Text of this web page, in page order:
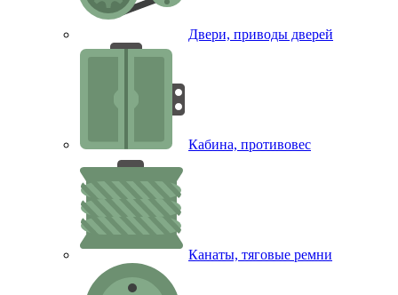
Двери, приводы дверей
Кабина, противовес
Канаты, тяговые ремни